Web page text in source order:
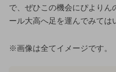
で、ぜひこの機会にぴよりん
ール大高へ足を運んでみては
※画像は全てイメージです。